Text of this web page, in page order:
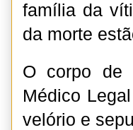
família da
da morte
O corpo de
Médico
velório e